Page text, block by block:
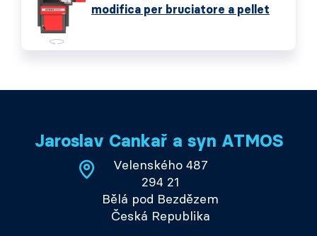
modifica per bruciatore a pellet
Jaroslav Cankař a syn ATMOS
Velenského 487
294 21
Bělá pod Bezdězem
Česká Republika